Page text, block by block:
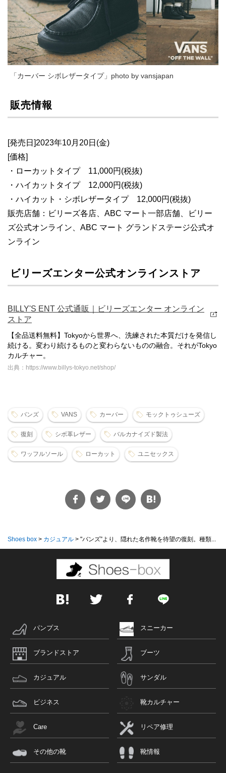
「カーバー シボレザータイプ」photo by vansjapan
販売情報
[発売日]2023年10月20日(金)
[価格]
・ローカットタイプ 11,000円(税抜)
・ハイカットタイプ 12,000円(税抜)
・ハイカット・シボレザータイプ 12,000円(税抜)
販売店舗：ビリーズ各店、ABC マート一部店舗、ビリー
ズ公式オンライン、ABC マート グランドステージ公式オ
ンライン
ビリーズエンター公式オンラインストア
BILLY'S ENT 公式通販｜ビリーズエンター オンライン
ストア
【全品送料無料】Tokyoから世界へ、洗練された本質だけを発信し
続ける。変わり続けるものと変わらないものの融合。それがTokyo
カルチャー。
出典：https://www.billys-tokyo.net/shop/
バンズ VANS カーバー モックトゥシューズ
復刻 シボ革レザー バルカナイズド製法
ワッフルソール ローカット ユニセックス
Shoes box > カジュアル > "バンズ”より、隠れた名作靴を待望の復刻。種類...
パンプス スニーカー
ブランドストア ブーツ
カジュアル サンダル
ビジネス 靴カルチャー
Care リペア修理
その他の靴 靴情報